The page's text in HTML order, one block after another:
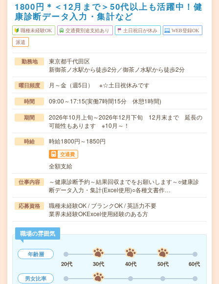
1800円＊＜12月まで＞50代以上も活躍中！健
康診断データ入力・集計など
職種未経験OK 交通費別途支給あり 土日祝日が休み WEB登録OK
派遣
勤務地
東京都千代田区
新御茶ノ水駅から徒歩2分／御茶ノ水駅から徒歩2分
曜日頻度 月～金（週5日） ※☆土日祝休みです
時間 09:00～17:15(実働7時間15分 休憩1時間)
期間
2026年10月上旬～2026年12月下旬 12月末まで 延長の
可能性もあります ※10月～！
時給 時給1800円～1850円
交通費
全額支給
仕事内容
～健康診断予約～結果回収までをお願いします～○健康診
断データ入力・集計(Excel使用)○各種文書作…
応募資格
職種未経験OK / ブランクOK / 英語力不要
業界未経験OKExcel使用経験のある方
職場の雰囲気
年齢層
20代
30代 40代 50代
60代
男女比率